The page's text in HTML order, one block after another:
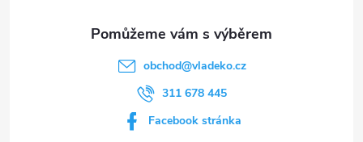
obchod@vladeko.cz
311 678 445
Facebook stránka